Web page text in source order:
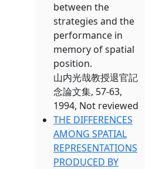
between the
strategies and the
performance in
memory of spatial
position.
山内光哉教授退官記
念論文集, 57-63,
1994, Not reviewed
THE DIFFERENCES
AMONG SPATIAL
REPRESENTATIONS
PRODUCED BY